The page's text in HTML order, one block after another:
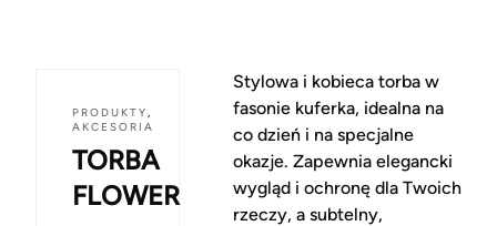
PRODUKTY,
AKCESORIA
TORBA
FLOWER
Stylowa i kobieca torba w
fasonie kuferka, idealna na
co dzień i na specjalne
okazje. Zapewnia elegancki
wygląd i ochronę dla Twoich
rzeczy, a subtelny,